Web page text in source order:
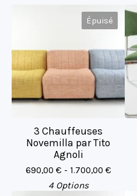
Épuisé
3 Chauffeuses
Novemilla par Tito
Agnoli
690,00 € - 1.700,00 €
4 Options